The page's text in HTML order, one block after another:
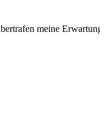
meine